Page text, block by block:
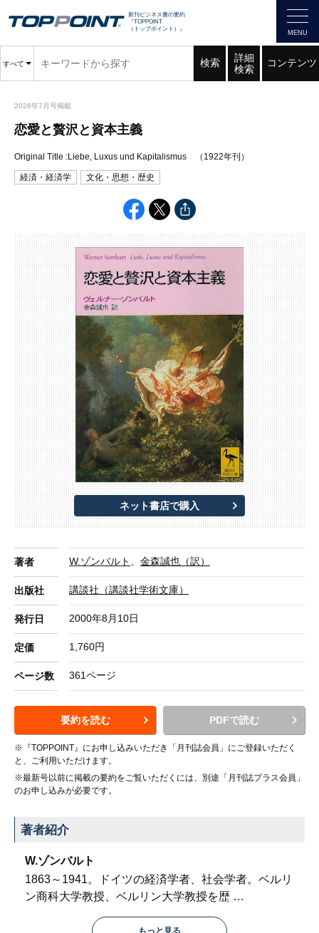
新刊ビジネス書の要約
『TOPPOINT
（トップポイント）』
すべて 検索
詳細
検索
コンテンツ
2026年7月号掲載
恋愛と贅沢と資本主義
Original Title :Liebe, Luxus und Kapitalismus （1922年刊）
経済・経済学 文化・思想・歴史
ネット書店で購入
著者 W.ゾンバルト 金森誠也（訳）
出版社 講談社（講談社学術文庫）
発行日 2000年8月10日
定価 1,760円
ページ数 361ページ
要約を読む PDFで読む
※『TOPPOINT』にお申し込みいただき「月刊誌会員」にご登録いただく
と、ご利用いただけます。
※最新号以前に掲載の要約をご覧いただくには、別途「月刊誌プラス会員」
のお申し込みが必要です。
著者紹介
W.ゾンバルト
1863～1941。ドイツの経済学者、社会学者。ベルリ
ン商科大学教授、ベルリン大学教授を歴 …
もっと見る